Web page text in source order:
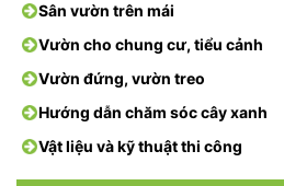
Sân vườn trên mái
Vườn cho chung cư, tiểu cảnh
Vườn đứng, vườn treo
Hướng dẫn chăm sóc cây xanh
Vật liệu và kỹ thuật thi công